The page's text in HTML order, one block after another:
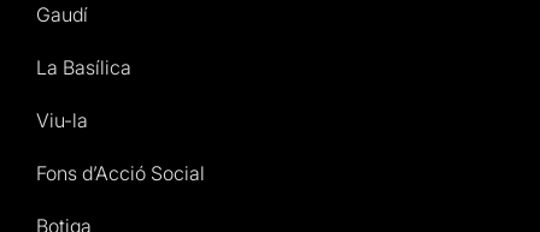
Gaudí
La Basílica
Viu-la
Fons d’Acció Social
Botiga